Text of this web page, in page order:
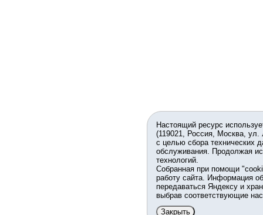
Настоящий ресурс
(119021, Россия, Москва,
с целью сбора технических
обслуживания. Продолжая
технологий.
Собранная при помощи
работу сайта. Информация
передаваться Яндексу и
выбрав соответствующие
Закрыть